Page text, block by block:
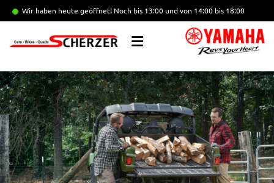
Wir haben heute geöffnet! Noch bis 13:00 und von 14:00 bis 18:00